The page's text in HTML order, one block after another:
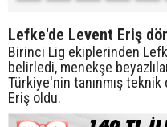
Lefke'de Levent Eriş
Birinci Lig ekiplerinden
belirledi, menekşe
Türkiye'nin tanınmış
Eriş oldu.